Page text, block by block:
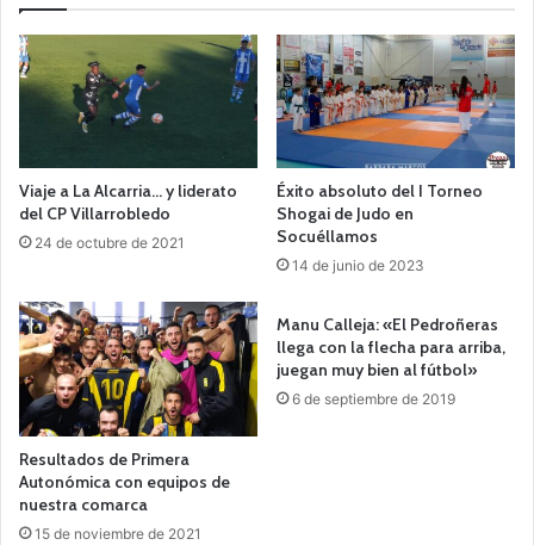
Viaje a La Alcarria… y liderato
del CP Villarrobledo
24 de octubre de 2021
Éxito absoluto del I Torneo
Shogai de Judo en
Socuéllamos
14 de junio de 2023
Resultados de Primera
Autonómica con equipos de
nuestra comarca
15 de noviembre de 2021
Manu Calleja: «El Pedroñeras
llega con la flecha para arriba,
juegan muy bien al fútbol»
6 de septiembre de 2019